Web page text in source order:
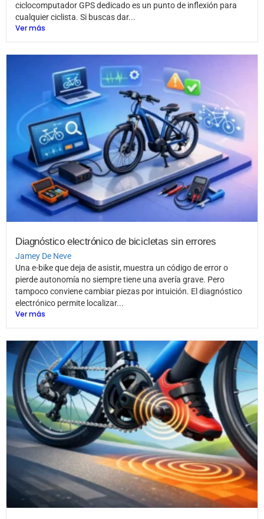
ciclocomputador GPS dedicado es un punto de inflexión para
cualquier ciclista. Si buscas dar...
Ver más
Diagnóstico electrónico de bicicletas sin errores
Jamey De Neve
Una e-bike que deja de asistir, muestra un código de error o
pierde autonomía no siempre tiene una avería grave. Pero
tampoco conviene cambiar piezas por intuición. El diagnóstico
electrónico permite localizar...
Ver más